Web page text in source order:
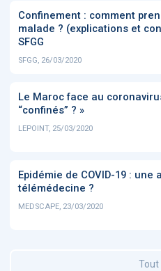
Confinement : comment
malade ? (explications et
SFGG
SFGG, 26/03/2020
Le Maroc face au
“confinés” ? »
LEPOINT, 25/03/2020
Epidémie de COVID-19 : une
télémédecine ?
MEDSCAPE, 23/03/2020
Tout